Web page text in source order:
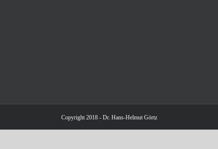
Copyright 2018 - Dr. Hans-Helmut Görtz